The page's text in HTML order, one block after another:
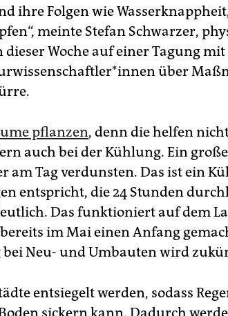
ihre Folgen wie
meinte Stefan Schwarzer,
dieser Woche auf einer Tagung
über
pflanzen, denn die helfen
auch bei der Kühlung. Ein
am Tag verdunsten. Das ist ein
entspricht, die 24 Stunden
Das funktioniert auf dem
im Mai einen Anfang
Neu- und Umbauten wird
entsiegelt werden, sodass
sickern kann. Dadurch